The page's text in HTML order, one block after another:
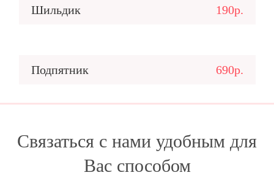
Шильдик 190р.
Подпятник 690р.
Связаться с нами удобным для
Вас способом